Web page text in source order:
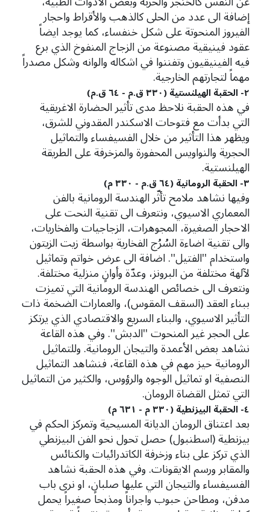
إضافة الى عدد من الحلى كالذهب والأقراط واحجار
الفيروز المنحوتة على شكل خنفساء، كما يوجد ايضاً
عقود فينيقية مصنوعة من الزجاج المنفوخ الذي برع
فيه الفينيقيون وتفننوا في اشكاله والوانه وشكل مصدراً
مهماً لتجارتهم الخارجية.
٢- الحقبة الهيلنستية (٣٣٠ ق.م - ٦٤ ق.م)
في هذه الحقبة نلاحظ مدى تأثير الحضارة الاغريقية
التي بدأت مع فتوحات الاسكندر المقدوني للشرق،
ويظهر هذا التأثير من خلال الفسيفساء والتماثيل
الحجرية والنواويس المحفورة والمزخرفة على الطريقة
الهيلنستية.
٣- الحقبة الرومانية (٦٤ ق.م - ٣٣٠ م)
وفيها نشاهد ملامح تأثّر الهندسة الرومانية بالفن
المعماري الاسيوي، ونتعرف الى تقنية النحت على
الاحجار الصغيرة، المجوهرات، الزجاجيات والفخاريات،
والى تقنية اضاءة السُرُج الفخارية بواسطة زيت الزيتون
واستخدام ''الفتيل''. اضافة الى عرض خواتم وتماثيل
لآلهة مختلفة من البرونز، وعدّة وأوانٍ منزلية مختلفة.
ونتعرف الى خصائص الهندسة الرومانية التي تميزت
ببناء العقد (السقف المقوس)، والعمارات الضخمة ذات
التأثير الاسيوي، والبناء السريع والاقتصادي الذي يرتكز
على الحجر غير المنحوت ''الدبش''. وفي هذه القاعة
نشاهد بعض الأعمدة والتيجان الرومانية. وللتماثيل
الرومانية حيز مهم في هذه القاعة، فنشاهد التماثيل
النصفية او تماثيل الوجوه والرؤوس، والكثير من التماثيل
التي تمثل القضاة الرومان.
٤- الحقبة البيزنطية (٣٣٠ م - ٦٣١ م)
بعد اعتناق الرومان الديانة المسيحية وتمركز الحكم في
بيزنطية (اسطنبول) حصل تحول نحو الفن البيزنطي
الذي تركز على بناء وزخرفة الكاتدرائيات والكنائس
والمقابر ورسم الايقونات. وفي هذه الحقبة نشاهد
الفسيفساء والتيجان التي عليها صلبان، او نرى باب
مدفن، ومطاحن حبوب واجراناً ومذبحاً صغيراً يحمل